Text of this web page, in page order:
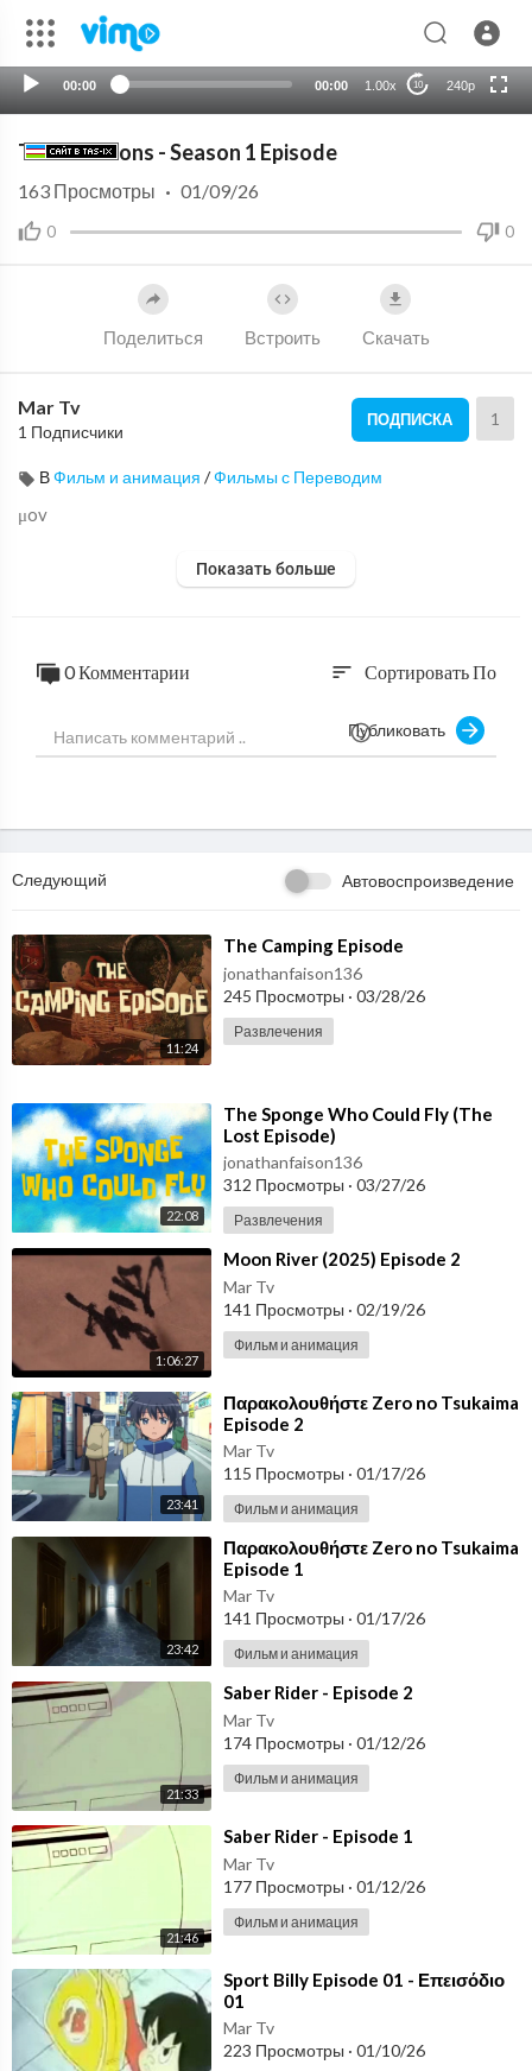
00:00 00:00 1.00x 10 240p
HD
The Raccoons - Season 1 Episode
0 0
163 Просмотры · 01/09/26
Поделиться Встроить Скачать
Mar Tv
1 Подписчики
ПОДПИСКА 1
ВФильм и анимация /Фильмы с Переводим
μov
Показать больше
0 Комментарии sort Сортировать По
Публиковать
Следующий Автовоспроизведение
11:24
⁣The Camping Episode
jonathanfaison136
245 Просмотры · 03/28/26
Развлечения
22:08
⁣The Sponge Who Could Fly (The
Lost Episode)
jonathanfaison136
312 Просмотры · 03/27/26
Развлечения
1:06:27
⁣Moon River (2025) Episode 2
Mar Tv
141 Просмотры · 02/19/26
Фильм и анимация
23:41
⁣Παρακολουθήστε Zero no Tsukaima
Episode 2
Mar Tv
115 Просмотры · 01/17/26
Фильм и анимация
23:42
⁣Παρακολουθήστε Zero no Tsukaima
Episode 1
Mar Tv
141 Просмотры · 01/17/26
Фильм и анимация
21:33
⁣Saber Rider - Episode 2
Mar Tv
174 Просмотры · 01/12/26
Фильм и анимация
21:46
⁣Saber Rider - Episode 1
Mar Tv
177 Просмотры · 01/12/26
Фильм и анимация
⁣Sport Billy Episode 01 - Επεισόδιο
01
Mar Tv
223 Просмотры · 01/10/26